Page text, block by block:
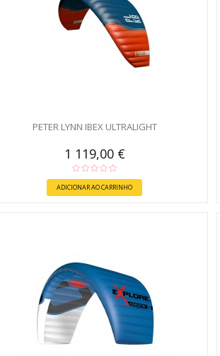
PETER LYNN IBEX ULTRALIGHT
1 119,00 €
ADICIONAR AO CARRINHO